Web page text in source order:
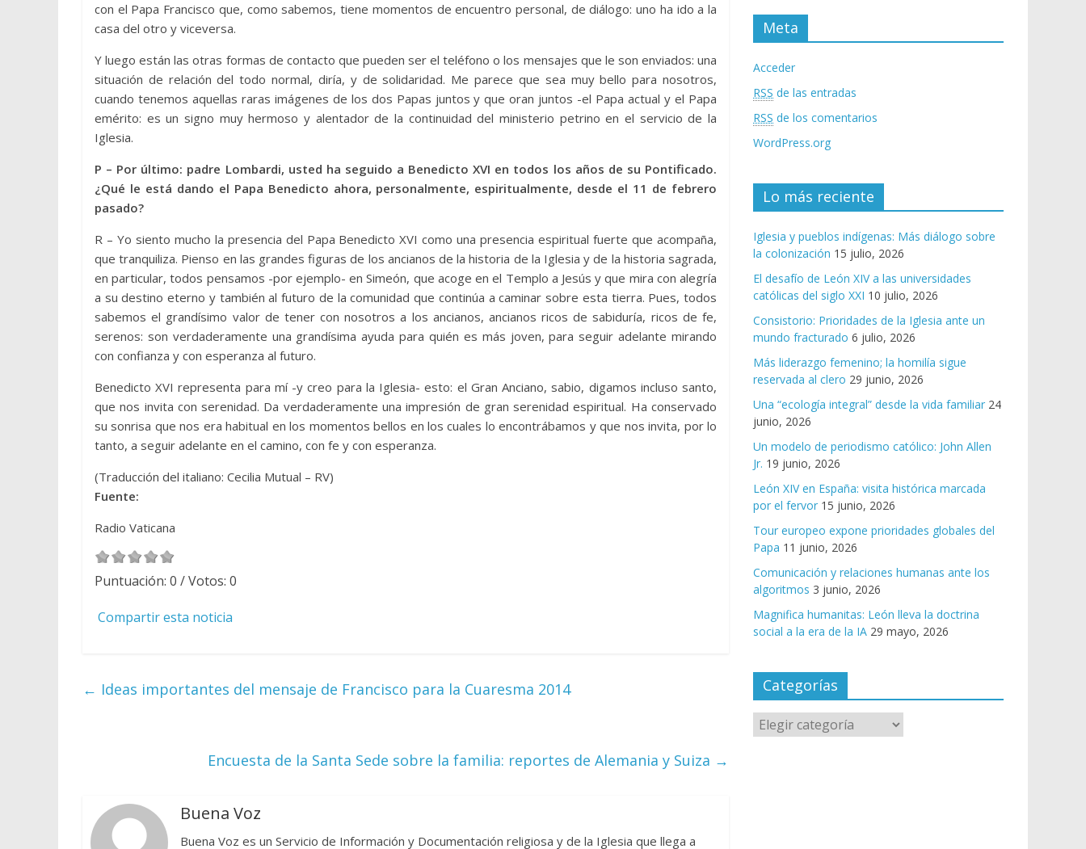
con el Papa Francisco que, como sabemos, tiene momentos de encuentro personal, de diálogo: uno ha ido a la
casa del otro y viceversa.
Y luego están las otras formas de contacto que pueden ser el teléfono o los mensajes que le son enviados: una
situación de relación del todo normal, diría, y de solidaridad. Me parece que sea muy bello para nosotros,
cuando tenemos aquellas raras imágenes de los dos Papas juntos y que oran juntos -el Papa actual y el Papa
emérito: es un signo muy hermoso y alentador de la continuidad del ministerio petrino en el servicio de la
Iglesia.
P – Por último: padre Lombardi, usted ha seguido a Benedicto XVI en todos los años de su Pontificado.
¿Qué le está dando el Papa Benedicto ahora, personalmente, espiritualmente, desde el 11 de febrero
pasado?
R – Yo siento mucho la presencia del Papa Benedicto XVI como una presencia espiritual fuerte que acompaña,
que tranquiliza. Pienso en las grandes figuras de los ancianos de la historia de la Iglesia y de la historia sagrada,
en particular, todos pensamos -por ejemplo- en Simeón, que acoge en el Templo a Jesús y que mira con alegría
a su destino eterno y también al futuro de la comunidad que continúa a caminar sobre esta tierra. Pues, todos
sabemos el grandísimo valor de tener con nosotros a los ancianos, ancianos ricos de sabiduría, ricos de fe,
serenos: son verdaderamente una grandísima ayuda para quién es más joven, para seguir adelante mirando
con confianza y con esperanza al futuro.
Benedicto XVI representa para mí -y creo para la Iglesia- esto: el Gran Anciano, sabio, digamos incluso santo,
que nos invita con serenidad. Da verdaderamente una impresión de gran serenidad espiritual. Ha conservado
su sonrisa que nos era habitual en los momentos bellos en los cuales lo encontrábamos y que nos invita, por lo
tanto, a seguir adelante en el camino, con fe y con esperanza.
(Traducción del italiano: Cecilia Mutual – RV)
Fuente:
Radio Vaticana
Puntuación: 0 / Votos: 0
Compartir esta noticia
← Ideas importantes del mensaje de Francisco para la Cuaresma 2014
Encuesta de la Santa Sede sobre la familia: reportes de Alemania y Suiza →
Buena Voz
Buena Voz es un Servicio de Información y Documentación religiosa y de la Iglesia que llega a
Meta
Acceder
RSS de las entradas
RSS de los comentarios
WordPress.org
Lo más reciente
Iglesia y pueblos indígenas: Más diálogo sobre
la colonización 15 julio, 2026
El desafío de León XIV a las universidades
católicas del siglo XXI 10 julio, 2026
Consistorio: Prioridades de la Iglesia ante un
mundo fracturado 6 julio, 2026
Más liderazgo femenino; la homilía sigue
reservada al clero 29 junio, 2026
Una “ecología integral” desde la vida familiar 24
junio, 2026
Un modelo de periodismo católico: John Allen
Jr. 19 junio, 2026
León XIV en España: visita histórica marcada
por el fervor 15 junio, 2026
Tour europeo expone prioridades globales del
Papa 11 junio, 2026
Comunicación y relaciones humanas ante los
algoritmos 3 junio, 2026
Magnifica humanitas: León lleva la doctrina
social a la era de la IA 29 mayo, 2026
Categorías